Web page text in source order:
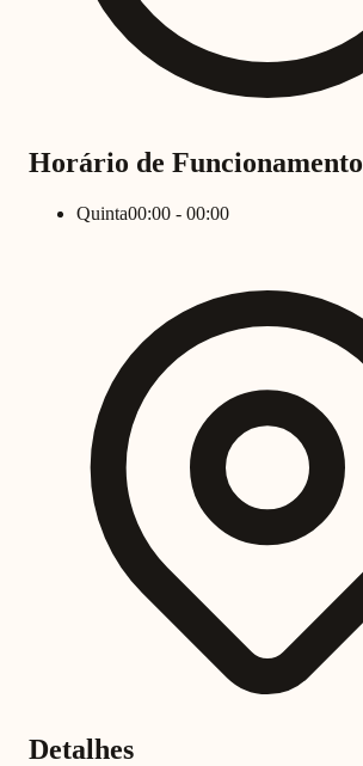
Horário de Funcionamento
Quinta00:00 - 00:00
Detalhes